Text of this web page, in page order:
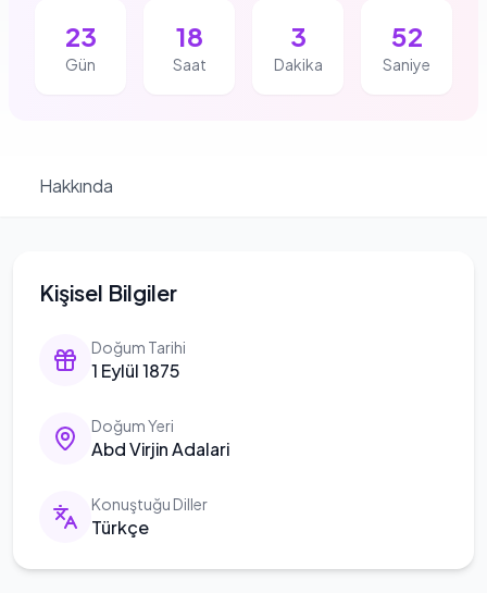
23
Gün
18
Saat
3
Dakika
52
Saniye
Hakkında
Kişisel Bilgiler
Doğum Tarihi
1 Eylül 1875
Doğum Yeri
Abd Virjin Adalari
Konuştuğu Diller
Türkçe